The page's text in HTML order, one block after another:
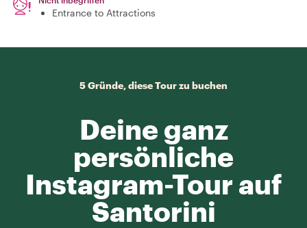
Entrance to Attractions
5 Gründe, diese Tour zu buchen
Deine ganz
persönliche
Instagram-Tour auf
Santorini